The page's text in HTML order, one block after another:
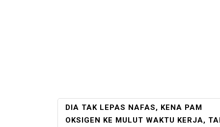
POST
NAVIGATION
DIA TAK LEPAS NAFAS, KENA PAM
OKSIGEN KE MULUT WAKTU KERJA,